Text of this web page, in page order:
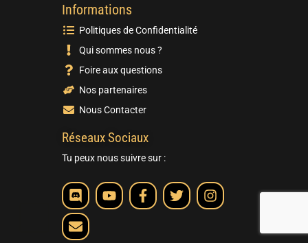
Informations
Politiques de Confidentialité
Qui sommes nous ?
Foire aux questions
Nos partenaires
Nous Contacter
Réseaux Sociaux
Tu peux nous suivre sur :